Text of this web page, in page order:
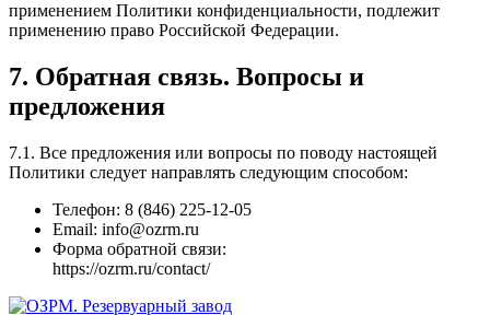
применением Политики конфиденциальности, подлежит
применению право Российской Федерации.
7. Обратная связь. Вопросы и
предложения
7.1. Все предложения или вопросы по поводу настоящей
Политики следует направлять следующим способом:
Телефон: 8 (846) 225-12-05
Email: info@ozrm.ru
Форма обратной связи:
https://ozrm.ru/contact/